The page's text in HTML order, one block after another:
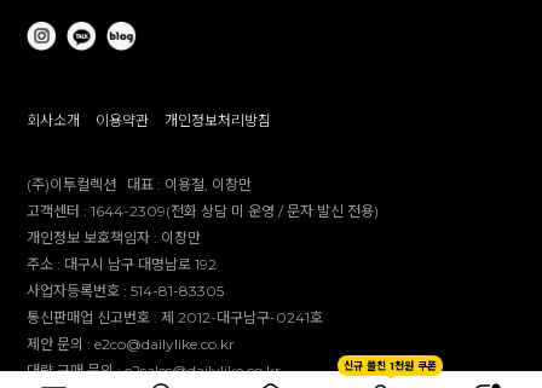
신규 플친 1천원 쿠폰
회사소개 이용약관 개인정보처리방침
(주)이투컬렉션 대표 : 이용철, 이창만
고객센터 :1644-2309(전화 상담 미 운영 / 문자 발신 전용)
개인정보 보호책임자 : 이창만
주소 : 대구시 남구 대명남로 192
사업자등록번호 :514-81-83305
통신판매업 신고번호 :제 2012-대구남구-0241호
제안 문의 : e2co@dailylike.co.kr
대량 구매 문의 : e2sales@dailylike.co.kr